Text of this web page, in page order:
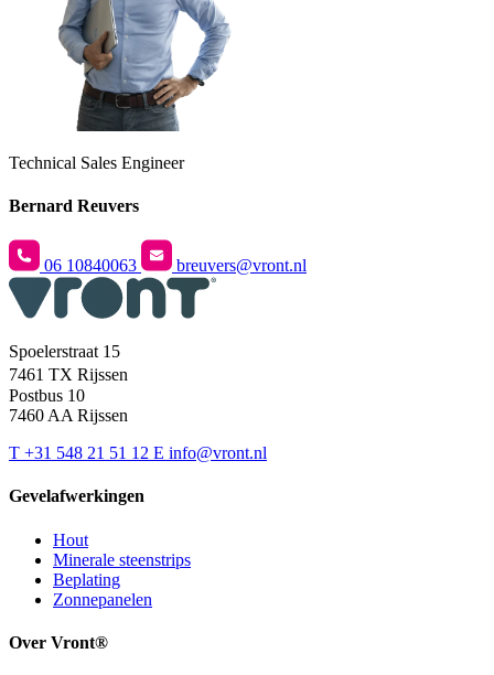
Technical Sales Engineer
Bernard Reuvers
06 10840063 breuvers@vront.nl
Spoelerstraat 15
7461 TX Rijssen
Postbus 10
7460 AA Rijssen
T +31 548 21 51 12 E info@vront.nl
Gevelafwerkingen
Hout
Minerale steenstrips
Beplating
Zonnepanelen
Over Vront®